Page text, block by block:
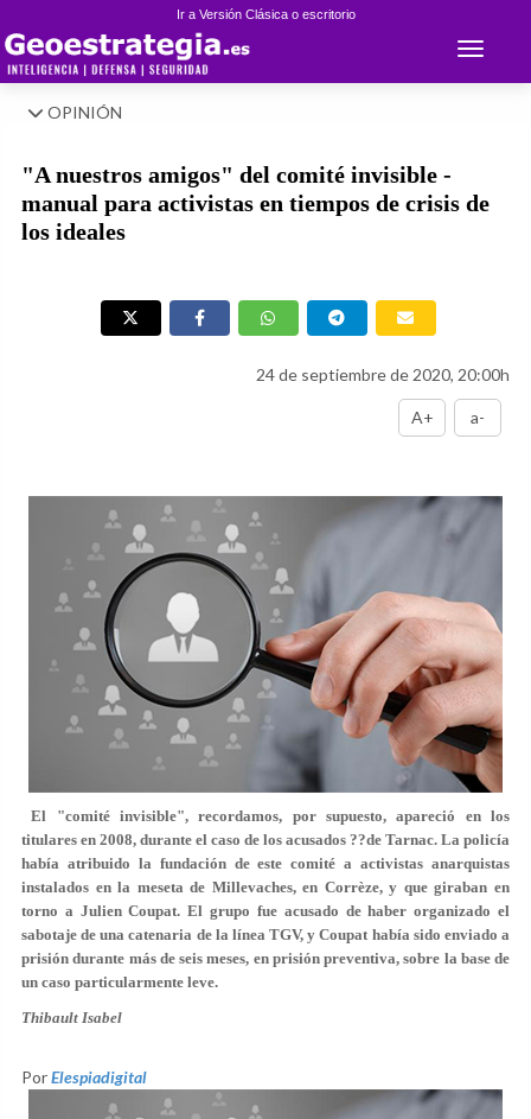
Ir a Versión Clásica o escritorio
Toggle
OPINIÓN
"A nuestros amigos" del comité invisible -
manual para activistas en tiempos de crisis de
los ideales
24 de septiembre de 2020, 20:00h
A+ a-
El "comité invisible", recordamos, por supuesto, apareció en los
titulares en 2008, durante el caso de los acusados ??de Tarnac. La policía
había atribuido la fundación de este comité a activistas anarquistas
instalados en la meseta de Millevaches, en Corrèze, y que giraban en
torno a Julien Coupat. El grupo fue acusado de haber organizado el
sabotaje de una catenaria de la línea TGV, y Coupat había sido enviado a
prisión durante más de seis meses, en prisión preventiva, sobre la base de
un caso particularmente leve.
Thibault Isabel
PorElespiadigital